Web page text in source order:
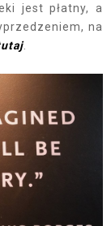
jest płatny, a
na
.